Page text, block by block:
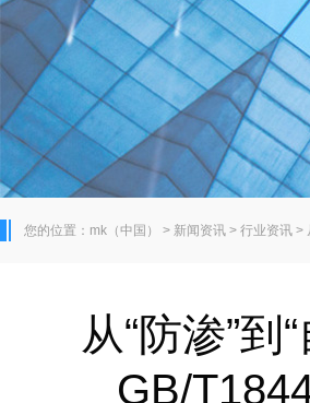
您的位置： mk（中国） > 新闻资讯 > 行业资讯 >
从“防渗”
GB/